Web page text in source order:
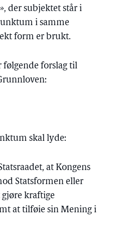
der subjektet står i
i samme
form er brukt.
følgende forslag til
skal lyde:
at Kongens
Statsformen eller
gjøre kraftige
at tilføie sin Mening i